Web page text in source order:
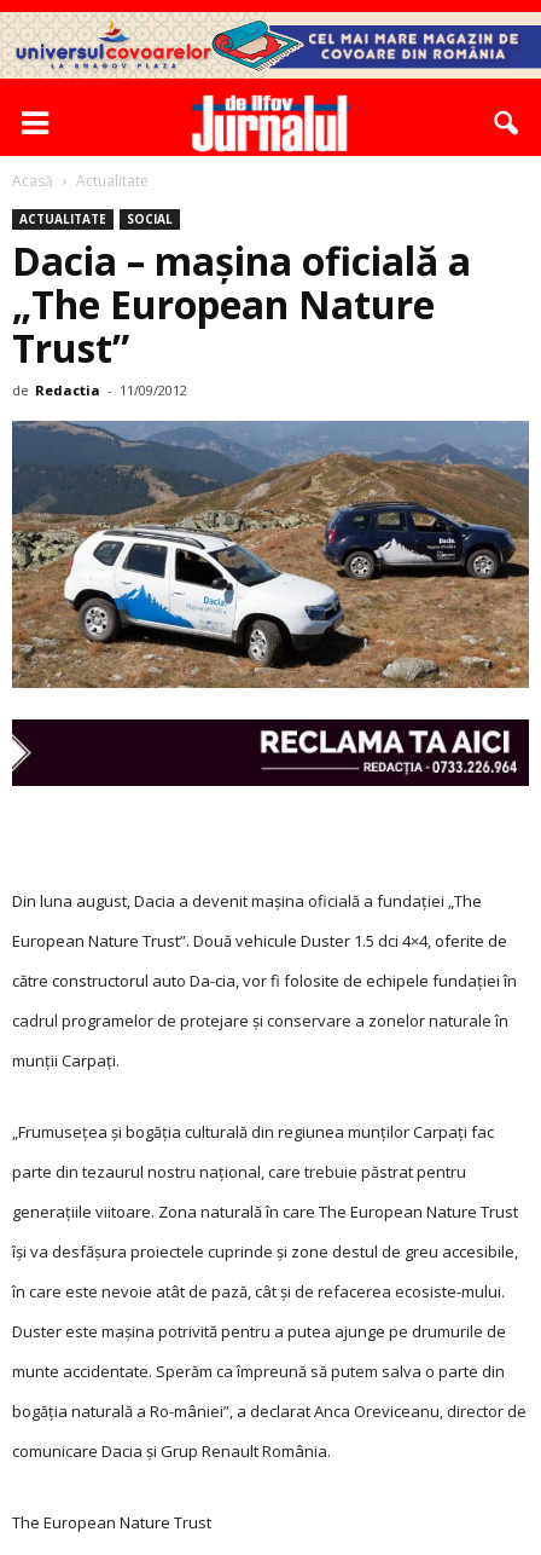
Acasă Actualitate
ACTUALITATE SOCIAL
Dacia – mașina oficială a
„The European Nature
Trust”
de Redactia - 11/09/2012
Din luna august, Dacia a devenit maşina oficială a fundaţiei „The
European Nature Trust”. Două vehicule Duster 1.5 dci 4×4, oferite de
către constructorul auto Da-cia, vor fi folosite de echipele fundaţiei în
cadrul programelor de protejare şi conservare a zonelor naturale în
munţii Carpaţi.
„Frumuseţea şi bogăţia culturală din regiunea munţilor Carpaţi fac
parte din tezaurul nostru naţional, care trebuie păstrat pentru
generaţiile viitoare. Zona naturală în care The European Nature Trust
îşi va desfăşura proiectele cuprinde şi zone destul de greu accesibile,
în care este nevoie atât de pază, cât şi de refacerea ecosiste-mului.
Duster este maşina potrivită pentru a putea ajunge pe drumurile de
munte accidentate. Sperăm ca împreună să putem salva o parte din
bogăţia naturală a Ro-mâniei”, a declarat Anca Oreviceanu, director de
comunicare Dacia şi Grup Renault România.
The European Nature Trust